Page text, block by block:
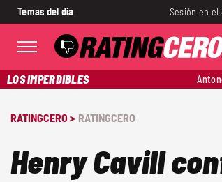
Temas del día Sesión en el
LOS IMPERDIBLES
RATINGCERO > RATINGCERO
Henry Cavill